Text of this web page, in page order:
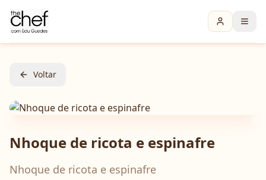
Voltar
Nhoque de ricota e espinafre
Nhoque de ricota e espinafre